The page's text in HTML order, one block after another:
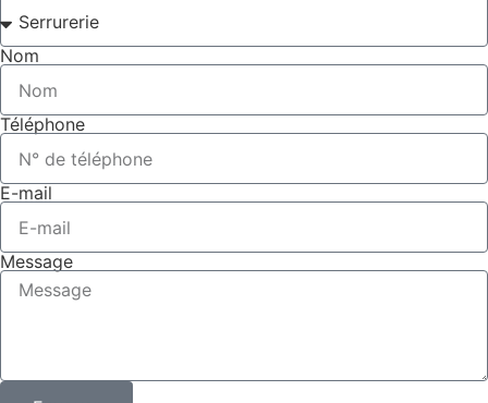
Nom
Téléphone
E-mail
Message